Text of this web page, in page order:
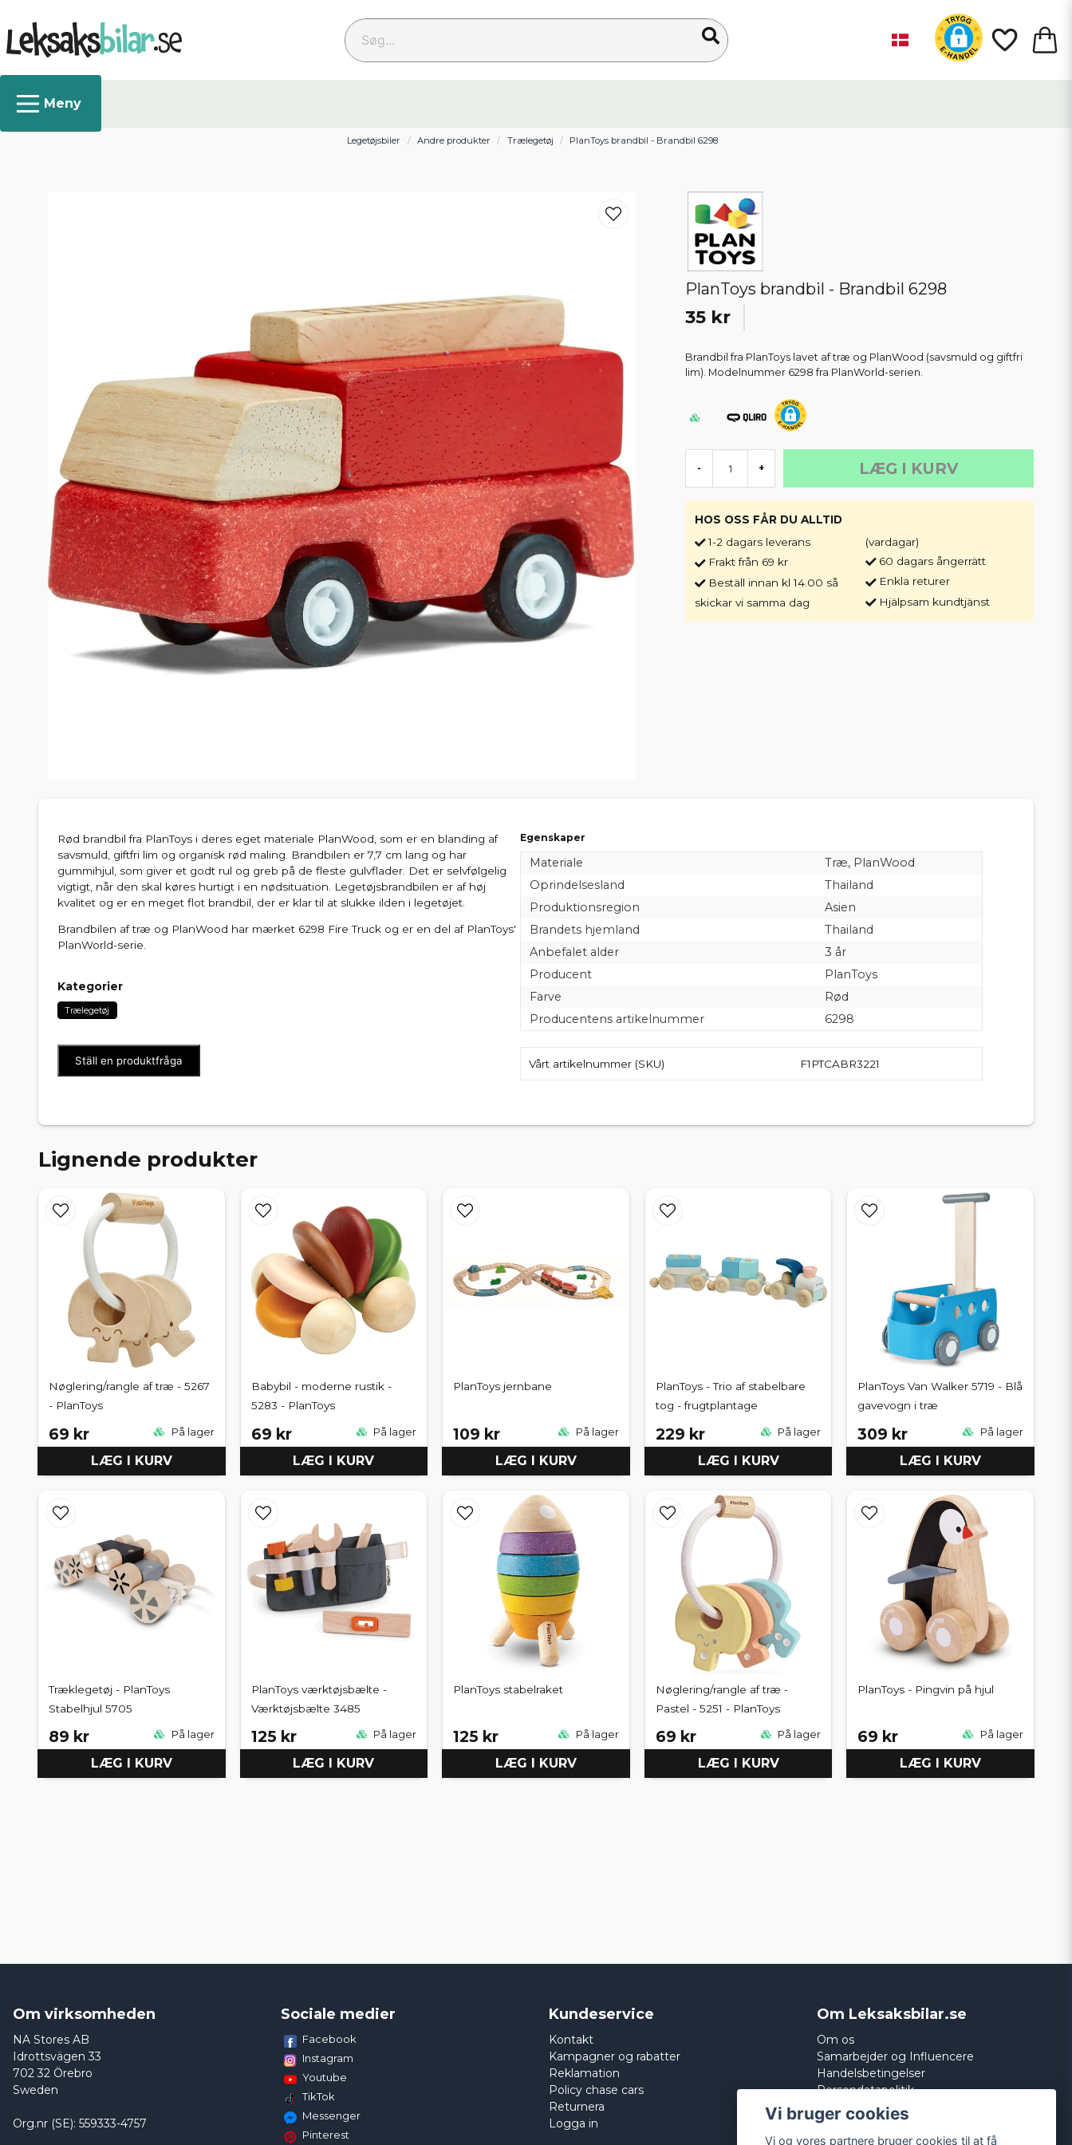
Søg...
Legetøjsbiler Andre produkter Trælegetøj PlanToys brandbil - Brandbil 6298
PlanToys brandbil - Brandbil 6298
35 kr
Brandbil fra PlanToys lavet af træ og PlanWood (savsmuld og giftfri
lim). Modelnummer 6298 fra PlanWorld-serien.
- + LÆG I KURV
HOS OSS FÅR DU ALLTID
1-2 dagars leverans
Frakt från 69 kr
Beställ innan kl 14.00 så
skickar vi samma dag
(vardagar)
60 dagars ångerrätt
Enkla returer
Hjälpsam kundtjänst
Rød brandbil fra PlanToys i deres eget materiale PlanWood, som er en blanding af
savsmuld, giftfri lim og organisk rød maling. Brandbilen er 7,7 cm lang og har
gummihjul, som giver et godt rul og greb på de fleste gulvflader. Det er selvfølgelig
vigtigt, når den skal køres hurtigt i en nødsituation. Legetøjsbrandbilen er af høj
kvalitet og er en meget flot brandbil, der er klar til at slukke ilden i legetøjet.
Brandbilen af træ og PlanWood har mærket 6298 Fire Truck og er en del af PlanToys'
PlanWorld-serie.
Kategorier
Trælegetøj
Ställ en produktfråga
Egenskaper
Materiale
Træ, PlanWood
Oprindelsesland
Thailand
Produktionsregion
Asien
Brandets hjemland
Thailand
Anbefalet alder
3 år
Producent
PlanToys
Farve
Rød
Producentens artikelnummer
6298
Vårt artikelnummer (SKU) F1PTCABR3221
Lignende produkter
Nøglering/rangle af træ - 5267
- PlanToys
69 kr På lager
LÆG I KURV
Babybil - moderne rustik -
5283 - PlanToys
69 kr På lager
LÆG I KURV
PlanToys jernbane
109 kr På lager
LÆG I KURV
PlanToys - Trio af stabelbare
tog - frugtplantage
229 kr På lager
LÆG I KURV
PlanToys Van Walker 5719 - Blå
gavevogn i træ
309 kr På lager
LÆG I KURV
Træklegetøj - PlanToys
Stabelhjul 5705
89 kr På lager
LÆG I KURV
PlanToys værktøjsbælte -
Værktøjsbælte 3485
125 kr På lager
LÆG I KURV
PlanToys stabelraket
125 kr På lager
LÆG I KURV
Nøglering/rangle af træ -
Pastel - 5251 - PlanToys
69 kr På lager
LÆG I KURV
PlanToys - Pingvin på hjul
69 kr På lager
LÆG I KURV
Om virksomheden
NA Stores AB
Idrottsvägen 33
702 32 Örebro
Sweden
Org.nr (SE): 559333-4757
Sociale medier
Facebook
Instagram
Youtube
TikTok
Messenger
Pinterest
Kundeservice
Kontakt
Kampagner og rabatter
Reklamation
Policy chase cars
Returnera
Logga in
Om Leksaksbilar.se
Om os
Samarbejder og Influencere
Handelsbetingelser
Persondatapolitik
Cookies
Vi bruger cookies
Vi og vores partnere bruger cookies til at få